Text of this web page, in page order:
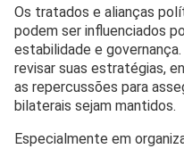
Os tratados e alianças
podem ser influenciados
estabilidade e
revisar suas estratégias,
as repercussões para
bilaterais sejam mantidos.
Especialmente em